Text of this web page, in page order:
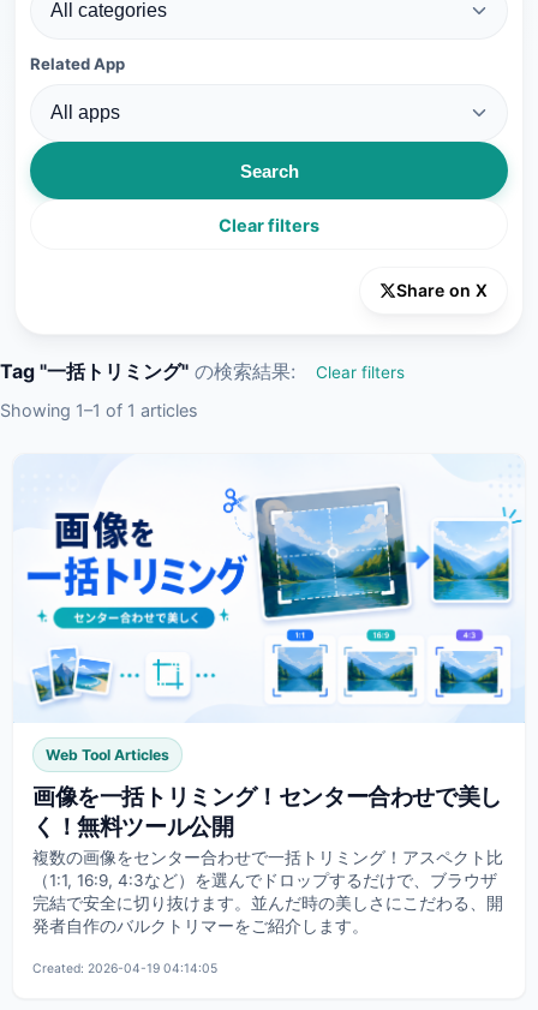
Related App
Search
Clear filters
Share on X
Tag "一括トリミング" の検索結果: Clear filters
Showing 1–1 of 1 articles
Web Tool Articles
画像を一括トリミング！センター合わせで美し
く！無料ツール公開
複数の画像をセンター合わせで一括トリミング！アスペクト比
（1:1, 16:9, 4:3など）を選んでドロップするだけで、ブラウザ
完結で安全に切り抜けます。並んだ時の美しさにこだわる、開
発者自作のバルクトリマーをご紹介します。
Created: 2026-04-19 04:14:05